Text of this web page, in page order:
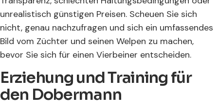
unrealistisch günstigen Preisen. Scheuen Sie sich
nicht, genau nachzufragen und sich ein umfassendes
Bild vom Züchter und seinen Welpen zu machen,
bevor Sie sich für einen Vierbeiner entscheiden.
Erziehung und Training für
den Dobermann